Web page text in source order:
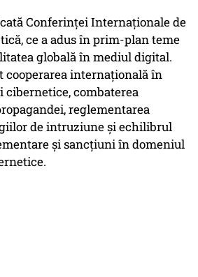
Conferinței Internaționale de
ce a adus în prim-plan teme
globală în mediul digital.
cooperarea internațională în
cibernetice, combaterea
reglementarea
de intruziune și echilibrul
și sancțiuni în domeniul